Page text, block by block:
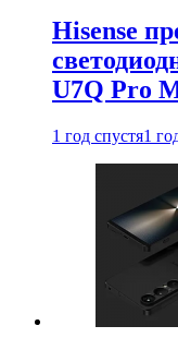
Hisense
U7Q Pro
1 год спустя1